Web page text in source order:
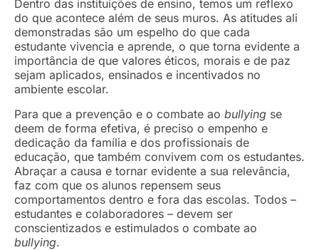
Dentro das instituições de ensino, temos um reflexo
do que acontece além de seus muros. As atitudes ali
demonstradas são um espelho do que cada
estudante vivencia e aprende, o que torna evidente a
importância de que valores éticos, morais e de paz
sejam aplicados, ensinados e incentivados no
ambiente escolar.
Para que a prevenção e o combate ao bullying se
deem de forma efetiva, é preciso o empenho e
dedicação da família e dos profissionais de
educação, que também convivem com os estudantes.
Abraçar a causa e tornar evidente a sua relevância,
faz com que os alunos repensem seus
comportamentos dentro e fora das escolas. Todos –
estudantes e colaboradores – devem ser
conscientizados e estimulados o combate ao
bullying.